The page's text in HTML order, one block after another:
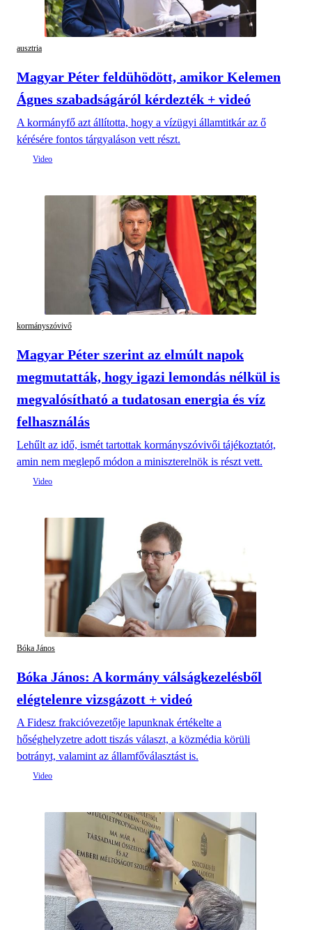
ausztria
Magyar Péter feldühödött, amikor Kelemen
Ágnes szabadságáról kérdezték + videó
A kormányfő azt állította, hogy a vízügyi államtitkár az ő
kérésére fontos tárgyaláson vett részt.
kormányszóvivő
Magyar Péter szerint az elmúlt napok
megmutatták, hogy igazi lemondás nélkül is
megvalósítható a tudatosan energia és víz
felhasználás
Lehűlt az idő, ismét tartottak kormányszóvivői tájékoztatót,
amin nem meglepő módon a miniszterelnök is részt vett.
Bóka János
Bóka János: A kormány válságkezelésből
elégtelenre vizsgázott + videó
A Fidesz frakcióvezetője lapunknak értékelte a
hőséghelyzetre adott tiszás választ, a közmédia körüli
botrányt, valamint az államfőválasztást is.